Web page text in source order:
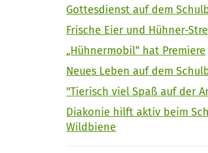
Gottesdienst auf dem
Frische Eier und Hühner-
„Hühnermobil“ hat Premiere
Neues Leben auf dem
"Tierisch viel Spaß auf der
Diakonie hilft aktiv beim
Wildbiene